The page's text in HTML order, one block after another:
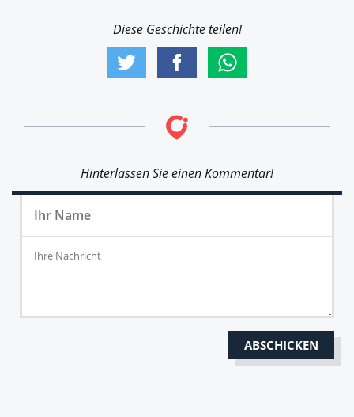
Diese Geschichte teilen!
Hinterlassen Sie einen Kommentar!